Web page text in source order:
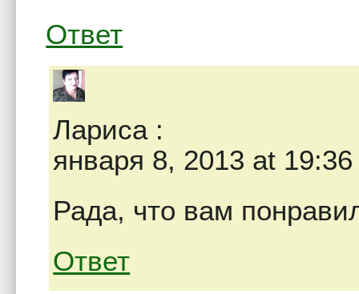
Ответ
Лариса :
января 8, 2013 at 19:36
Рада, что вам
Ответ